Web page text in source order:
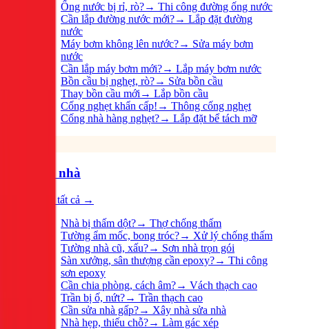
Ống nước bị rỉ, rò?→ Thi công đường ống nước
Cần lắp đường nước mới?→ Lắp đặt đường
nước
Máy bơm không lên nước?→ Sửa máy bơm
nước
Cần lắp máy bơm mới?→ Lắp máy bơm nước
Bồn cầu bị nghẹt, rò?→ Sửa bồn cầu
Thay bồn cầu mới → Lắp bồn cầu
Cống nghẹt khẩn cấp! → Thông cống nghẹt
Cống nhà hàng nghẹt?→ Lắp đặt bể tách mỡ
Sửa nhà
Xem tất cả →
Nhà bị thấm dột?→ Thợ chống thấm
Tường ẩm mốc, bong tróc?→ Xử lý chống thấm
Tường nhà cũ, xấu?→ Sơn nhà trọn gói
Sàn xưởng, sân thượng cần epoxy?→ Thi công
sơn epoxy
Cần chia phòng, cách âm?→ Vách thạch cao
Trần bị ố, nứt?→ Trần thạch cao
Cần sửa nhà gấp?→ Xây nhà sửa nhà
Nhà hẹp, thiếu chỗ?→ Làm gác xép